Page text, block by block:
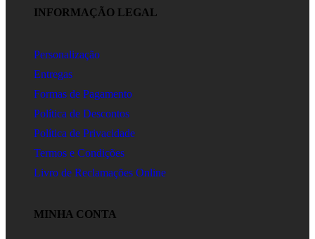
INFORMAÇÃO LEGAL
Personalização
Entregas
Formas de Pagamento
Política de Descontos
Política de Privacidade
Termos e Condições
Livro de Reclamações Online
MINHA CONTA